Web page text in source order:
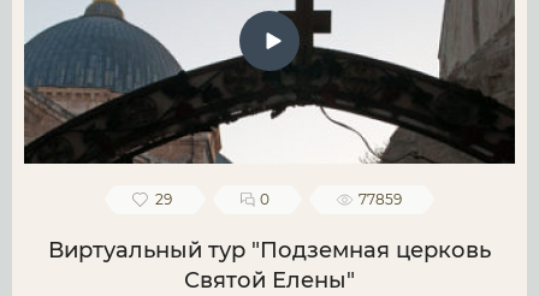
29 0 77859
Виртуальный тур "Подземная церковь
Святой Елены"